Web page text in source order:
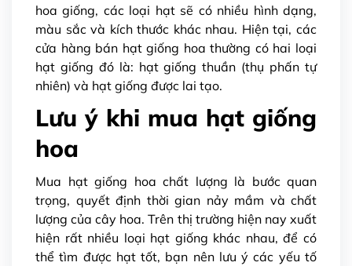
hoa giống, các loại hạt sẽ có nhiều hình dạng,
màu sắc và kích thước khác nhau. Hiện tại, các
cửa hàng bán hạt giống hoa thường có hai loại
hạt giống đó là: hạt giống thuần (thụ phấn tự
nhiên) và hạt giống được lai tạo.
Lưu ý khi mua hạt giống
hoa
Mua hạt giống hoa chất lượng là bước quan
trọng, quyết định thời gian nảy mầm và chất
lượng của cây hoa. Trên thị trường hiện nay xuất
hiện rất nhiều loại hạt giống khác nhau, để có
thể tìm được hạt tốt, bạn nên lưu ý các yếu tố